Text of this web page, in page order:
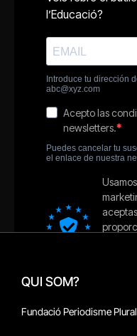
QUI SOM?
Fundació Periodisme Plural